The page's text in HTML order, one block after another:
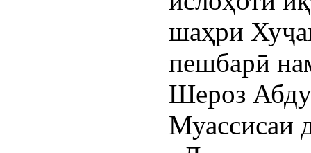
шаҳри
пешбарӣ
Шероз
Муассисаи